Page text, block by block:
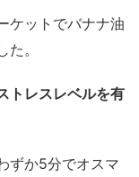
ケットでバナナ油
。
トレスレベルを有
ずか5分でオスマ